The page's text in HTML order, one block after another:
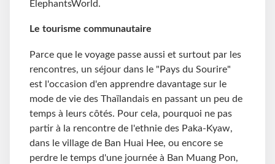
ElephantsWorld.
Le tourisme communautaire
Parce que le voyage passe aussi et surtout par les
rencontres, un séjour dans le "Pays du Sourire"
est l'occasion d'en apprendre davantage sur le
mode de vie des Thaïlandais en passant un peu de
temps à leurs côtés. Pour cela, pourquoi ne pas
partir à la rencontre de l'ethnie des Paka-Kyaw,
dans le village de Ban Huai Hee, ou encore se
perdre le temps d'une journée à Ban Muang Pon,